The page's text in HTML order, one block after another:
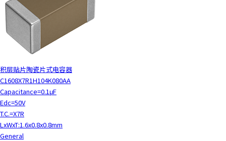
积层贴片陶瓷片式电容器
C1608X7R1H104K080AA
Capacitance=0.1μF
Edc=50V
T.C.=X7R
LxWxT:1.6x0.8x0.8mm
General